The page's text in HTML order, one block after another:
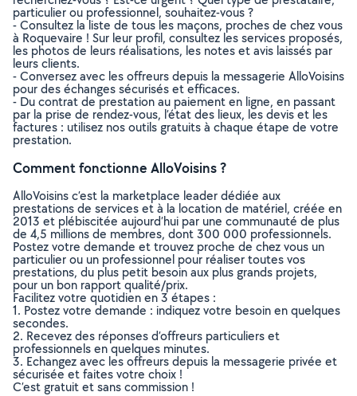
particulier ou professionnel, souhaitez-vous ?
- Consultez la liste de tous les maçons, proches de chez vous
à Roquevaire ! Sur leur profil, consultez les services proposés,
les photos de leurs réalisations, les notes et avis laissés par
leurs clients.
- Conversez avec les offreurs depuis la messagerie AlloVoisins
pour des échanges sécurisés et efficaces.
- Du contrat de prestation au paiement en ligne, en passant
par la prise de rendez-vous, l’état des lieux, les devis et les
factures : utilisez nos outils gratuits à chaque étape de votre
prestation.
Comment fonctionne AlloVoisins ?
AlloVoisins c’est la marketplace leader dédiée aux
prestations de services et à la location de matériel, créée en
2013 et plébiscitée aujourd’hui par une communauté de plus
de 4,5 millions de membres, dont 300 000 professionnels.
Postez votre demande et trouvez proche de chez vous un
particulier ou un professionnel pour réaliser toutes vos
prestations, du plus petit besoin aux plus grands projets,
pour un bon rapport qualité/prix.
Facilitez votre quotidien en 3 étapes :
1. Postez votre demande : indiquez votre besoin en quelques
secondes.
2. Recevez des réponses d’offreurs particuliers et
professionnels en quelques minutes.
3. Echangez avec les offreurs depuis la messagerie privée et
sécurisée et faites votre choix !
C’est gratuit et sans commission !